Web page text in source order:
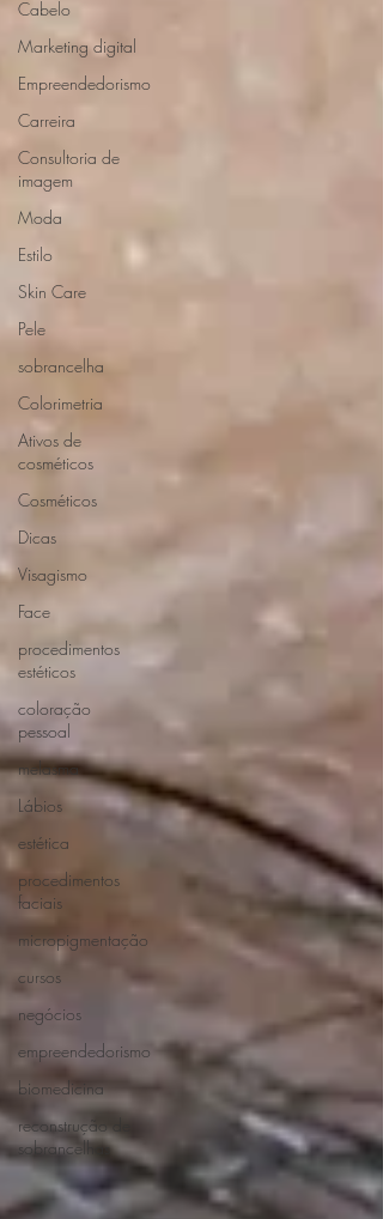
Cabelo
Marketing digital
Empreendedorismo
Carreira
Consultoria de
imagem
Moda
Estilo
Skin Care
Pele
sobrancelha
Colorimetria
Ativos de
cosméticos
Cosméticos
Dicas
Visagismo
Face
procedimentos
estéticos
coloração
pessoal
melasma
Lábios
estética
procedimentos
faciais
micropigmentação
cursos
negócios
empreendedorismo
biomedicina
reconstrução de
sobrancelhas